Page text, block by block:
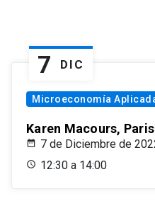
7 DIC
Microeconomía
Karen Macours,
7 de Diciembre de
12:30 a 14:00